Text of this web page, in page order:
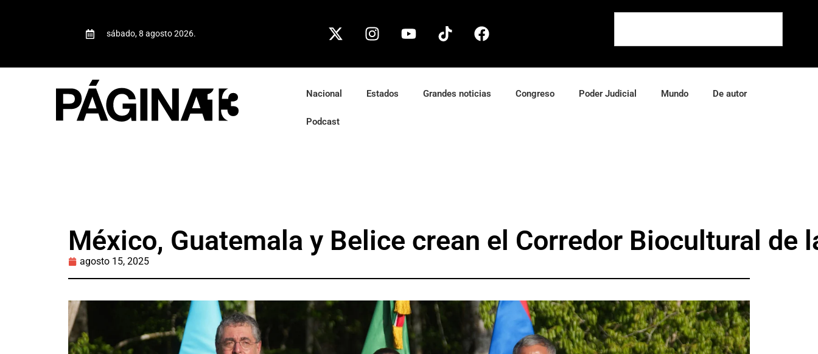
sábado, 8 agosto 2026.
Nacional Estados Grandes noticias Congreso Poder Judicial Mundo De autor
Podcast
México, Guatemala y Belice crean el Corredor Biocultural
agosto 15, 2025